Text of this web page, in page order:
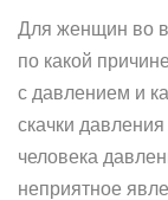
Для женщин во
по какой
с давлением и
скачки
человека
неприятное